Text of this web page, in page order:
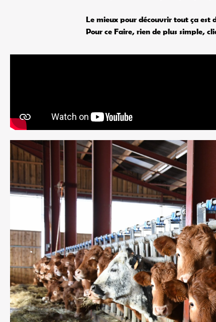
Le mieux pour découvrir tout ça est
Pour ce Faire, rien de plus simple,